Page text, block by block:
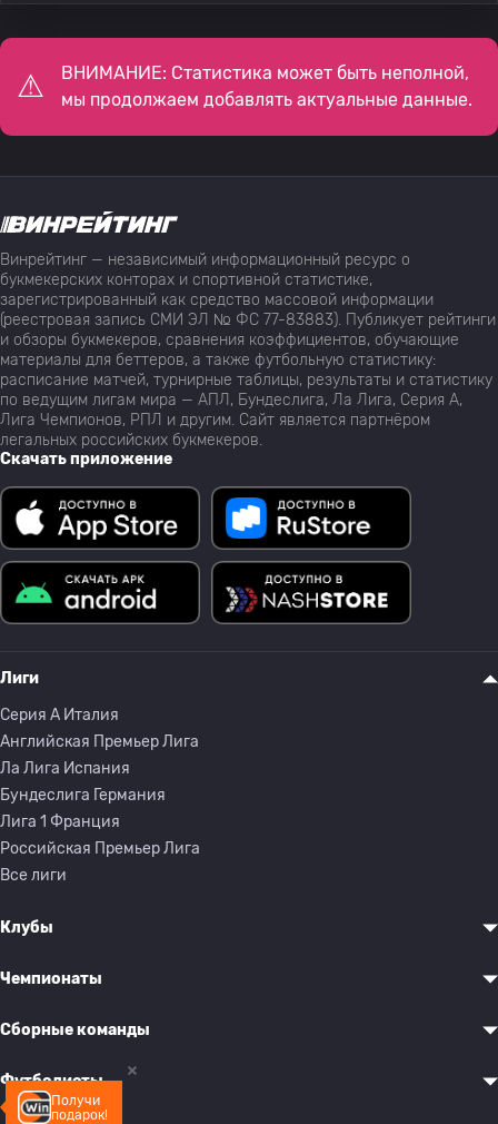
ВНИМАНИЕ: Статистика может быть неполной,
мы продолжаем добавлять актуальные данные.
Получи
подарок!
Винрейтинг — независимый информационный ресурс о
букмекерских конторах и спортивной статистике,
зарегистрированный как средство массовой информации
(реестровая запись СМИ ЭЛ № ФС 77-83883). Публикует рейтинги
и обзоры букмекеров, сравнения коэффициентов, обучающие
материалы для беттеров, а также футбольную статистику:
расписание матчей, турнирные таблицы, результаты и статистику
по ведущим лигам мира — АПЛ, Бундеслига, Ла Лига, Серия А,
Лига Чемпионов, РПЛ и другим. Сайт является партнёром
легальных российских букмекеров.
Скачать приложение
Лиги
Серия A Италия
Английская Премьер Лига
Ла Лига Испания
Бундеслига Германия
Лига 1 Франция
Российская Премьер Лига
Все лиги
Клубы
Чемпионаты
Сборные команды
Футболисты